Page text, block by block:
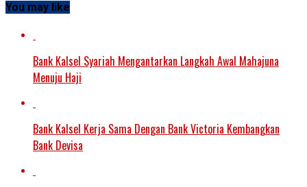
You may like
Bank Kalsel Syariah Mengantarkan Langkah Awal Mahajuna
Menuju Haji
Bank Kalsel Kerja Sama Dengan Bank Victoria Kembangkan
Bank Devisa